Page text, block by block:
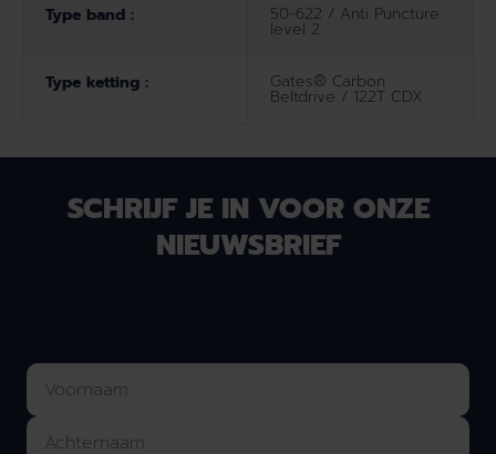
Type band : 50-622 / Anti Puncture
level 2
Type ketting : Gates® Carbon
Beltdrive / 122T CDX
SCHRIJF JE IN VOOR ONZE
NIEUWSBRIEF